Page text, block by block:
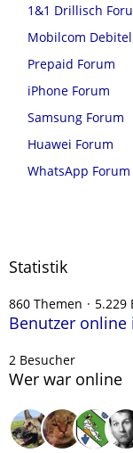
1&1 Drillisch
Mobilcom
Prepaid Forum
iPhone Forum
Samsung Forum
Huawei Forum
WhatsApp Forum
Statistik
860 Themen 5.229
Benutzer
2 Besucher
Wer war online